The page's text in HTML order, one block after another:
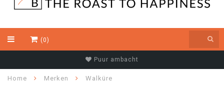
(0)
Puur ambacht
Home Merken Walküre